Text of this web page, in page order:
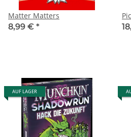
Matter Matters
8,99 € *
AUF LAGER